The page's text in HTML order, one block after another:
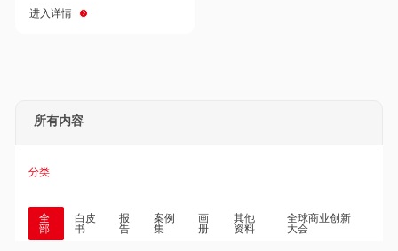
进入详情
所有内容
分类
全
部
白皮
书
报
告
案例
集
画
册
其他
资料
全球商业创新
大会